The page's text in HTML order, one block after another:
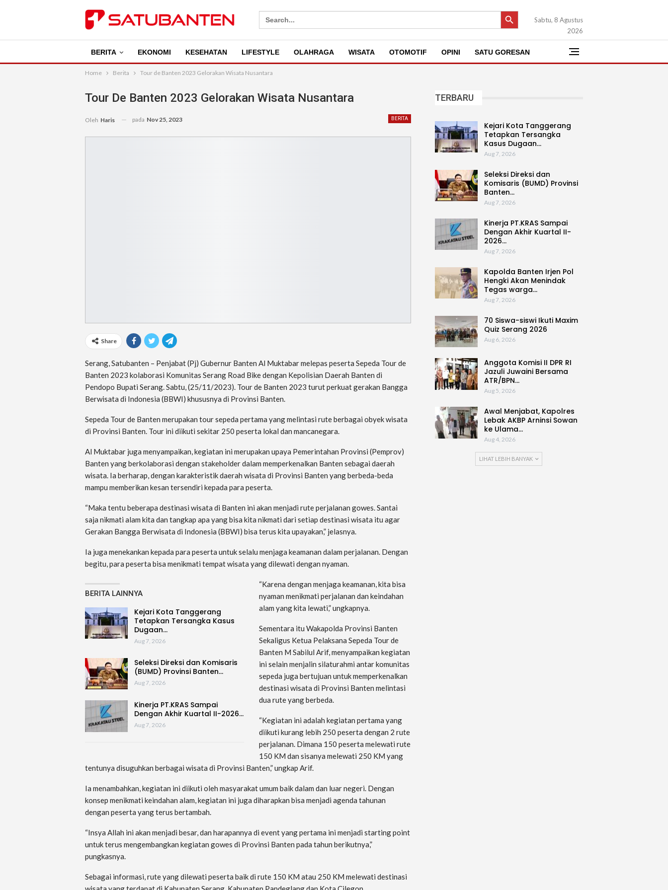
Search
for:
SEARCH BUTTON
Sabtu, 8 Agustus
2026
BERITA EKONOMI KESEHATAN LIFESTYLE OLAHRAGA WISATA OTOMOTIF OPINI SATU GORESAN
Home Berita Tour de Banten 2023 Gelorakan Wisata Nusantara
Tour De Banten 2023 Gelorakan Wisata Nusantara
BERITA
Oleh Haris pada Nov 25, 2023
Share
Serang, Satubanten – Penjabat (Pj) Gubernur Banten Al Muktabar melepas peserta Sepeda Tour de
Banten 2023 kolaborasi Komunitas Serang Road Bike dengan Kepolisian Daerah Banten di
Pendopo Bupati Serang. Sabtu, (25/11/2023). Tour de Banten 2023 turut perkuat gerakan Bangga
Berwisata di Indonesia (BBWI) khususnya di Provinsi Banten.
Sepeda Tour de Banten merupakan tour sepeda pertama yang melintasi rute berbagai obyek wisata
di Provinsi Banten. Tour ini diikuti sekitar 250 peserta lokal dan mancanegara.
Al Muktabar juga menyampaikan, kegiatan ini merupakan upaya Pemerintahan Provinsi (Pemprov)
Banten yang berkolaborasi dengan stakeholder dalam memperkenalkan Banten sebagai daerah
wisata. Ia berharap, dengan karakteristik daerah wisata di Provinsi Banten yang berbeda-beda
mampu memberikan kesan tersendiri kepada para peserta.
“Maka tentu beberapa destinasi wisata di Banten ini akan menjadi rute perjalanan gowes. Santai
saja nikmati alam kita dan tangkap apa yang bisa kita nikmati dari setiap destinasi wisata itu agar
Gerakan Bangga Berwisata di Indonesia (BBWI) bisa terus kita upayakan,” jelasnya.
Ia juga menekankan kepada para peserta untuk selalu menjaga keamanan dalam perjalanan. Dengan
begitu, para peserta bisa menikmati tempat wisata yang dilewati dengan nyaman.
BERITA LAINNYA
Kejari Kota Tanggerang
Tetapkan Tersangka Kasus
Dugaan…
Aug 7, 2026
Seleksi Direksi dan Komisaris
(BUMD) Provinsi Banten…
Aug 7, 2026
Kinerja PT.KRAS Sampai
Dengan Akhir Kuartal II-2026…
Aug 7, 2026
“Karena dengan menjaga keamanan, kita bisa
nyaman menikmati perjalanan dan keindahan
alam yang kita lewati,” ungkapnya.
Sementara itu Wakapolda Provinsi Banten
Sekaligus Ketua Pelaksana Sepeda Tour de
Banten M Sabilul Arif, menyampaikan kegiatan
ini selain menjalin silaturahmi antar komunitas
sepeda juga bertujuan untuk memperkenalkan
destinasi wisata di Provinsi Banten melintasi
dua rute yang berbeda.
“Kegiatan ini adalah kegiatan pertama yang
diikuti kurang lebih 250 peserta dengan 2 rute
perjalanan. Dimana 150 peserta melewati rute
150 KM dan sisanya melewati 250 KM yang
tentunya disuguhkan berbagai wisata di Provinsi Banten,” ungkap Arif.
Ia menambahkan, kegiatan ini diikuti oleh masyarakat umum baik dalam dan luar negeri. Dengan
konsep menikmati keindahan alam, kegiatan ini juga diharapkan bisa menjadi agenda tahunan
dengan peserta yang terus bertambah.
“Insya Allah ini akan menjadi besar, dan harapannya di event yang pertama ini menjadi starting point
untuk terus mengembangkan kegiatan gowes di Provinsi Banten pada tahun berikutnya,”
pungkasnya.
Sebagai informasi, rute yang dilewati peserta baik di rute 150 KM atau 250 KM melewati destinasi
TERBARU
Kejari Kota Tanggerang
Tetapkan Tersangka
Kasus Dugaan…
Aug 7, 2026
Seleksi Direksi dan
Komisaris (BUMD) Provinsi
Banten…
Aug 7, 2026
Kinerja PT.KRAS Sampai
Dengan Akhir Kuartal II-
2026…
Aug 7, 2026
Kapolda Banten Irjen Pol
Hengki Akan Menindak
Tegas warga…
Aug 7, 2026
70 Siswa-siswi Ikuti Maxim
Quiz Serang 2026
Aug 6, 2026
Anggota Komisi II DPR RI
Jazuli Juwaini Bersama
ATR/BPN…
Aug 5, 2026
Awal Menjabat, Kapolres
Lebak AKBP Arninsi Sowan
ke Ulama…
Aug 4, 2026
LIHAT LEBIH BANYAK